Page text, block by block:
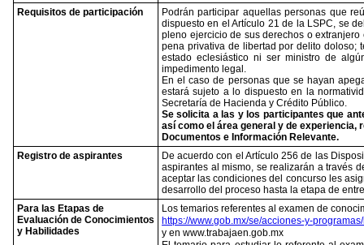
Requisitos de participación
Podrán participar aquellas personas que
dispuesto en el Artículo 21 de la LSPC, se
pleno ejercicio de sus derechos o
pena privativa de libertad por delito doloso;
estado eclesiástico ni ser ministro de
impedimento legal.
En el caso de personas que se hayan
estará sujeto a lo dispuesto en la
Secretaría de Hacienda y Crédito Público.
Se solicita a las y los participantes que
así como el área general y de experiencia,
Documentos e Información Relevante.
Registro de aspirantes
De acuerdo con el Artículo 256 de las
aspirantes al mismo, se realizarán a través
aceptar las condiciones del concurso les
desarrollo del proceso hasta la etapa de
Para las Etapas de
Evaluación de Conocimientos
y Habilidades
Los temarios referentes al examen de
https://www.gob.mx/se/acciones-y-
y en www.trabajaen.gob.mx